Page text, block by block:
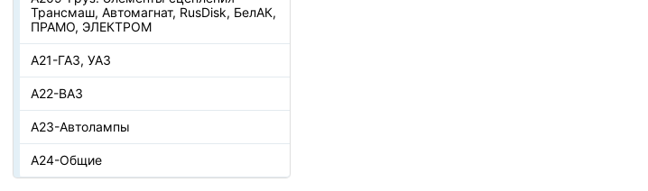
Трансмаш, Автомагнат, RusDisk, БелАК,
ПРАМО, ЭЛЕКТРОМ
А21-ГАЗ, УАЗ
А22-ВАЗ
А23-Автолампы
А24-Общие